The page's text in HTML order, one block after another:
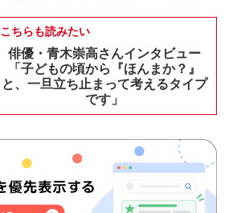
こちらも読みたい
俳優・青木崇高さんインタビュー
「子どもの頃から『ほんまか？』
と、一旦立ち止まって考えるタイプ
です」